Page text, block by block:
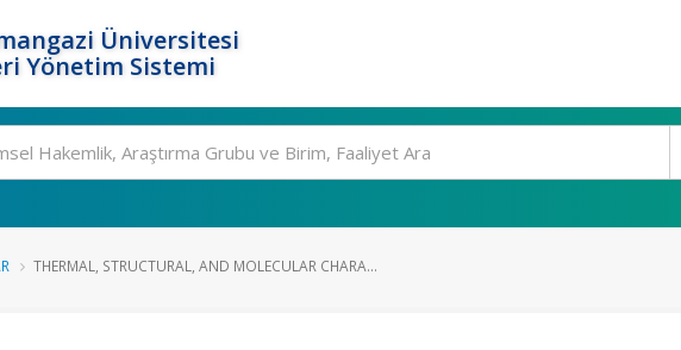
Üniversitesi
Yönetim Sistemi
THERMAL, STRUCTURAL, AND MOLECULAR CHARA...